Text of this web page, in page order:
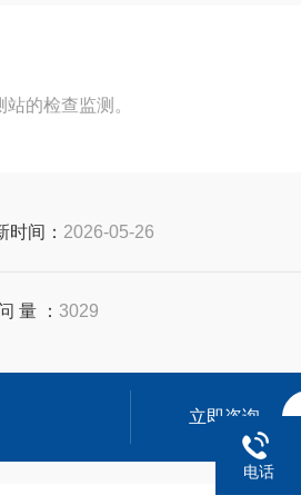
的检查监测。
时间： 2026-05-26
量 ：3029
立即咨询
电话